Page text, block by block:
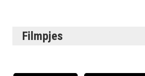
Filmpjes